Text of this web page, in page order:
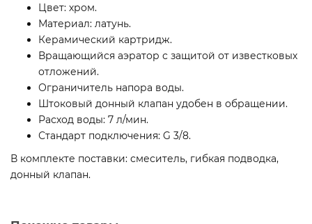
Цвет: хром.
Материал: латунь.
Керамический картридж.
Вращающийся аэратор с защитой от известковых
отложений.
Ограничитель напора воды.
Штоковый донный клапан удобен в обращении.
Расход воды: 7 л/мин.
Стандарт подключения: G 3/8.
В комплекте поставки: смеситель, гибкая подводка,
донный клапан.